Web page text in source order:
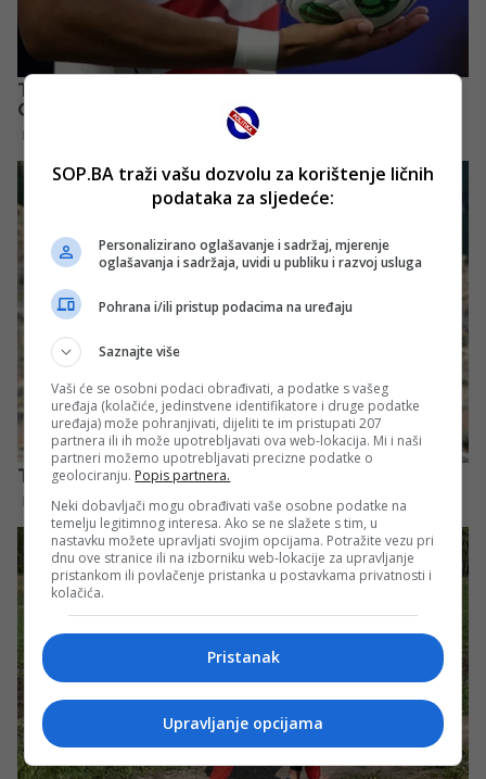
SOP.BA traži vašu dozvolu za korištenje ličnih
podataka za sljedeće:
Personalizirano oglašavanje i sadržaj, mjerenje
oglašavanja i sadržaja, uvidi u publiku i razvoj usluga
Pohrana i/ili pristup podacima na uređaju
Saznajte više
Vaši će se osobni podaci obrađivati, a podatke s vašeg
uređaja (kolačiće, jedinstvene identifikatore i druge podatke
uređaja) može pohranjivati, dijeliti te im pristupati 207
partnera ili ih može upotrebljavati ova web-lokacija. Mi i naši
partneri možemo upotrebljavati precizne podatke o
geolociranju. Popis partnera.
Neki dobavljači mogu obrađivati vaše osobne podatke na
temelju legitimnog interesa. Ako se ne slažete s tim, u
nastavku možete upravljati svojim opcijama. Potražite vezu pri
dnu ove stranice ili na izborniku web-lokacije za upravljanje
pristankom ili povlačenje pristanka u postavkama privatnosti i
kolačića.
Pristanak
Upravljanje opcijama